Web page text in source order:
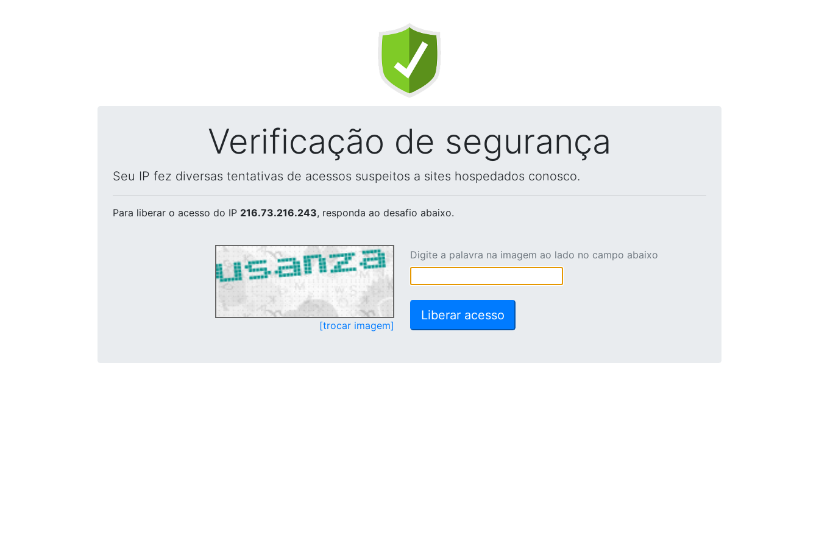
Verificação de segurança
Seu IP fez diversas tentativas de acessos suspeitos a sites hospedados conosco.
Para liberar o acesso do IP 216.73.216.243, responda ao desafio abaixo.
[trocar imagem]
Digite a palavra na imagem ao lado no campo abaixo